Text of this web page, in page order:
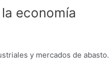
economía
y mercados de abasto.